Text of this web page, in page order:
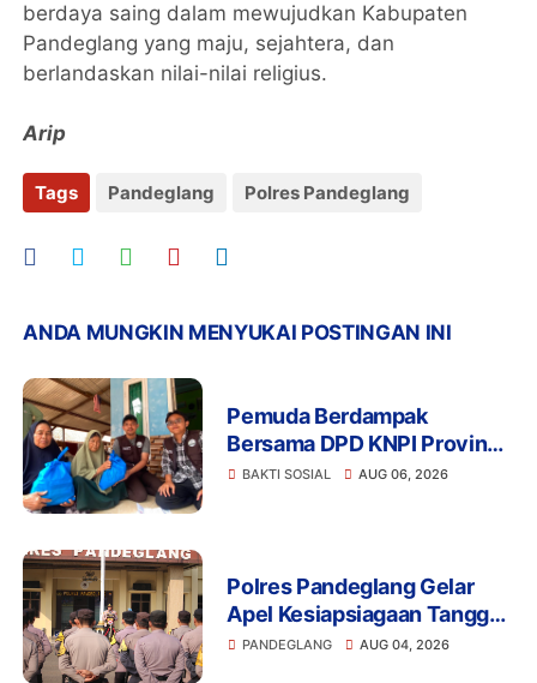
berdaya saing dalam mewujudkan Kabupaten
Pandeglang yang maju, sejahtera, dan
berlandaskan nilai-nilai religius.
Arip
Tags Pandeglang Polres Pandeglang
ANDA MUNGKIN MENYUKAI POSTINGAN INI
Pemuda Berdampak
Bersama DPD KNPI Provinsi
Banten dan KKN Kelompok
BAKTI SOSIAL AUG 06, 2026
Polres Pandeglang Gelar
Apel Kesiapsiagaan Tanggap
Bencana dan Karhutla,
PANDEGLANG AUG 04, 2026